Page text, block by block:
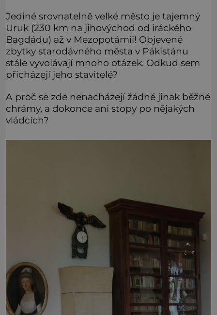
Jediné srovnatelně velké město je tajemný
Uruk (230 km na jihovýchod od iráckého
Bagdádu) až v Mezopotámii! Objevené
zbytky starodávného města v Pákistánu
stále vyvolávají mnoho otázek. Odkud sem
přicházejí jeho stavitelé?
A proč se zde nenacházejí žádné jinak běžné
chrámy, a dokonce ani stopy po nějakých
vládcích?